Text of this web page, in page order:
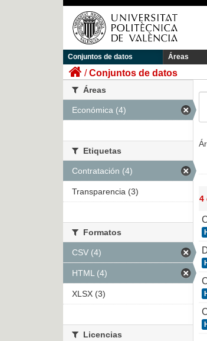
Conjuntos de datos Áreas
Conjuntos de datos
4
Áreas
Económica (4)
Etiquetas
Contratación (4)
Transparencia (3)
Formatos
CSV (4)
HTML (4)
XLSX (3)
Licencias